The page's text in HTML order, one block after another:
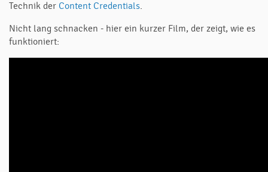
Technik der Content Credentials.
Nicht lang schnacken - hier ein kurzer Film, der zeigt, wie es
funktioniert: